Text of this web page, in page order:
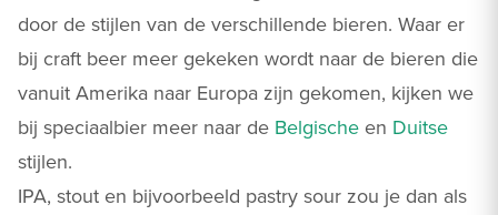
door de stijlen van de verschillende bieren. Waar er
bij craft beer meer gekeken wordt naar de bieren die
vanuit Amerika naar Europa zijn gekomen, kijken we
bij speciaalbier meer naar de Belgische en Duitse
stijlen.
IPA, stout en bijvoorbeeld pastry sour zou je dan als